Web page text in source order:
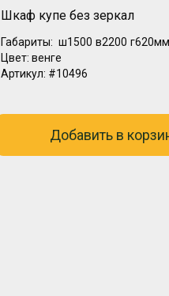
Шкаф купе без зеркал
Габариты: ш1500 в2200 г620мм
Цвет: венге
Артикул: #10496
Добавить в